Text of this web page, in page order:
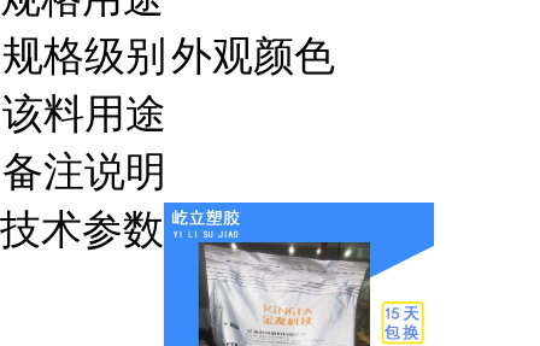
规格级别 外观颜色
该料用途
备注说明
技术参数